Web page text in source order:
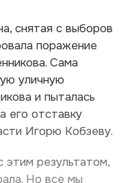
снятая с выборов
поражение
Сама
уличную
и пыталась
его отставку
Игорю Кобзеву.
этим результатом,
Но все мы